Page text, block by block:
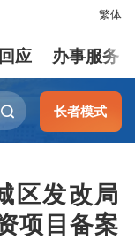
繁体
应 办事服务
长者模式
区发改局
项目备案